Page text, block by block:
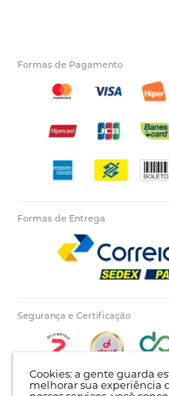
Cookies: a gente guarda
melhorar sua experiência
Formas de Pagamento
Formas de Entrega
Segurança e Certificação